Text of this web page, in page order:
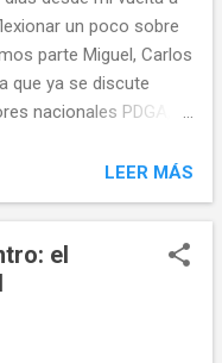
un poco sobre
parte Miguel, Carlos
que ya se discute
nacionales PDGA,
de poner a los países
explicó en uno de
largos y mucho OB.
pero a mi me
técnico. Eso sí, mucho
LEER MÁS
el